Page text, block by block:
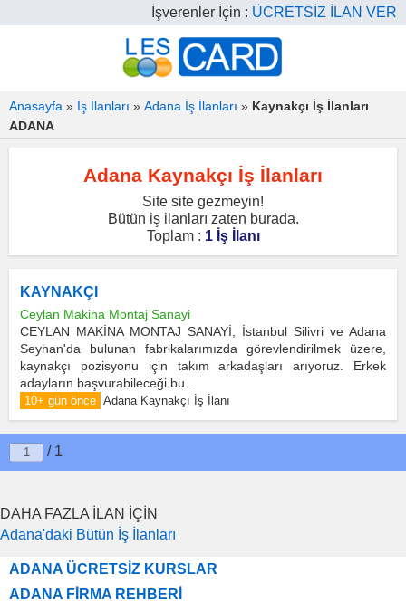
İşverenler İçin : ÜCRETSİZ İLAN VER
Anasayfa » İş İlanları » Adana İş İlanları » Kaynakçı İş İlanları
ADANA
Adana Kaynakçı İş İlanları
Site site gezmeyin!
Bütün iş ilanları zaten burada.
Toplam : 1 İş İlanı
KAYNAKÇI
Ceylan Makina Montaj Sanayi
CEYLAN MAKİNA MONTAJ SANAYİ, İstanbul Silivri ve Adana
Seyhan'da bulunan fabrikalarımızda görevlendirilmek üzere,
kaynakçı pozisyonu için takım arkadaşları arıyoruz. Erkek
adayların başvurabileceği bu...
10+ gün önce Adana Kaynakçı İş İlanı
/ 1
DAHA FAZLA İLAN İÇİN
Adana'daki Bütün İş İlanları
ADANA ÜCRETSİZ KURSLAR
ADANA FİRMA REHBERİ